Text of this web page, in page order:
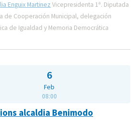
Enguix Martinez Vicepresidenta 1ª. Diputada
de Cooperación Municipal, delegación
de Igualdad y Memoria Democrática
6
Feb
08:00
alcaldia Benimodo